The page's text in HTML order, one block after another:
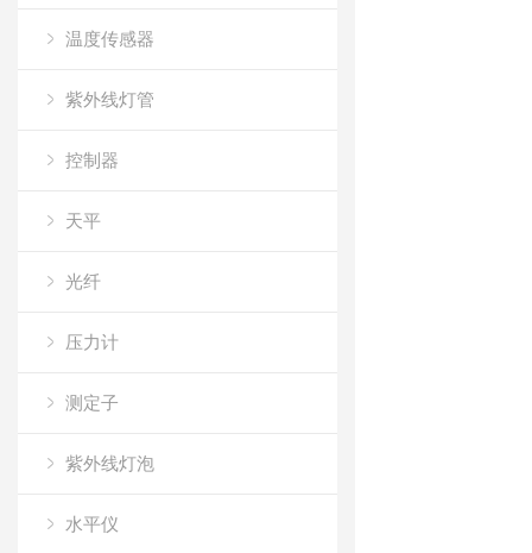
温度传感器
紫外线灯管
控制器
天平
光纤
压力计
测定子
紫外线灯泡
水平仪